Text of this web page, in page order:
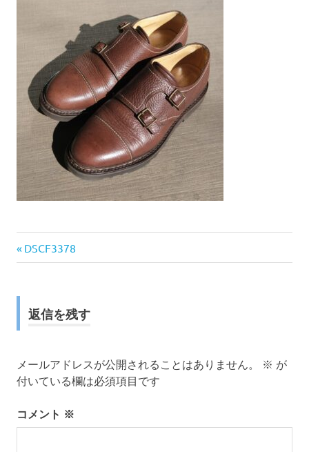
投
ナ
ゲ
シ
前
の
DSCF3378
返信を残す
メールアドレスが公開されることはありません。 ※ が
付いている欄は必須項目です
コメント ※